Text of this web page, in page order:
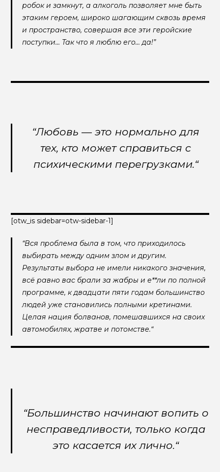
робок и замкнут, а алкоголь позволяет мне быть
этаким героем, широко шагающим сквозь время
и пространство, совершая все эти геройские
поступки… Так что я люблю его… да!”
“Любовь — это нормально для
тех, кто может справиться с
психическими перегрузками.“
[otw_is sidebar=otw-sidebar-1]
“Вся проблема была в том, что приходилось
выбирать между одним злом и другим.
Результаты выбора не имели никакого значения,
всё равно вас брали за жабры и е**ли по полной
программе, к двадцати пяти годам большинство
людей уже становились полными кретинами.
Целая нация болванов, помешавшихся на своих
автомобилях, жратве и потомстве.“
“Большинство начинают вопить о
несправедливости, только когда
это касается их лично.“